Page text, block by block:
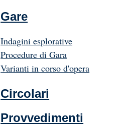
Gare
Indagini esplorative
Procedure di Gara
Varianti in corso d'opera
Circolari
Provvedimenti